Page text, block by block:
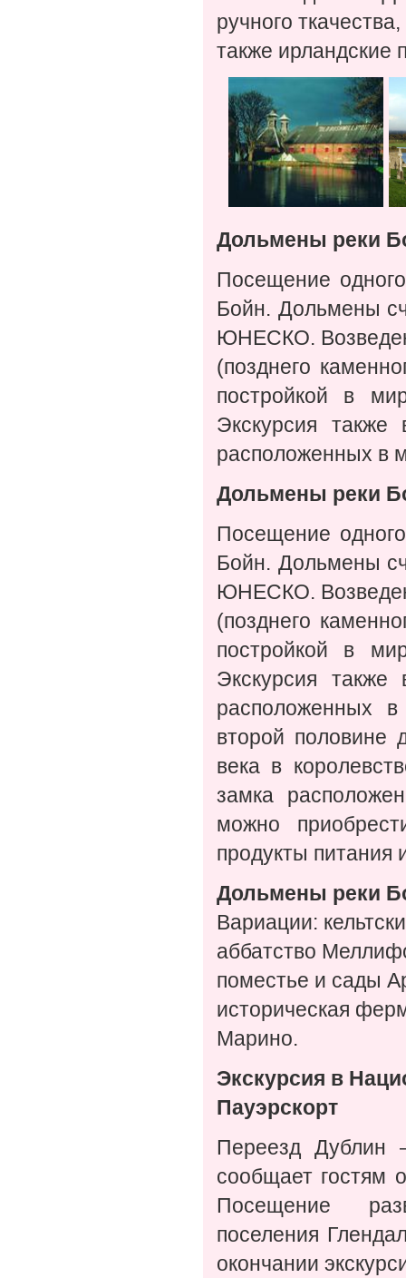
ручного
также ирландские
Дольмены реки
Посещение
Бойн. Дольмены
ЮНЕСКО.
(позднего
постройкой в
Экскурсия также
расположенных в
Дольмены реки
Посещение
Бойн. Дольмены
ЮНЕСКО.
(позднего
постройкой в
Экскурсия также
расположенных
второй половине
века в
замка
можно
продукты питания
Дольмены реки
Вариации:
аббатство
поместье и сады
историческая
Марино.
Экскурсия в
Пауэрскорт
Переезд Дублин
сообщает гостям
Посещение
поселения
окончании